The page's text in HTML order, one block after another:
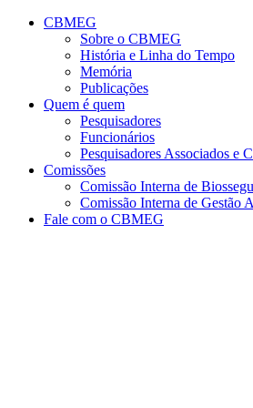
Conteúdo principal
CBMEG
Sobre o CBMEG
História e Linha do Tempo
Memória
Publicações
Quem é quem
Pesquisadores
Funcionários
Pesquisadores Associados e
Comissões
Comissão Interna de
Comissão Interna de Gestão
Fale com o CBMEG